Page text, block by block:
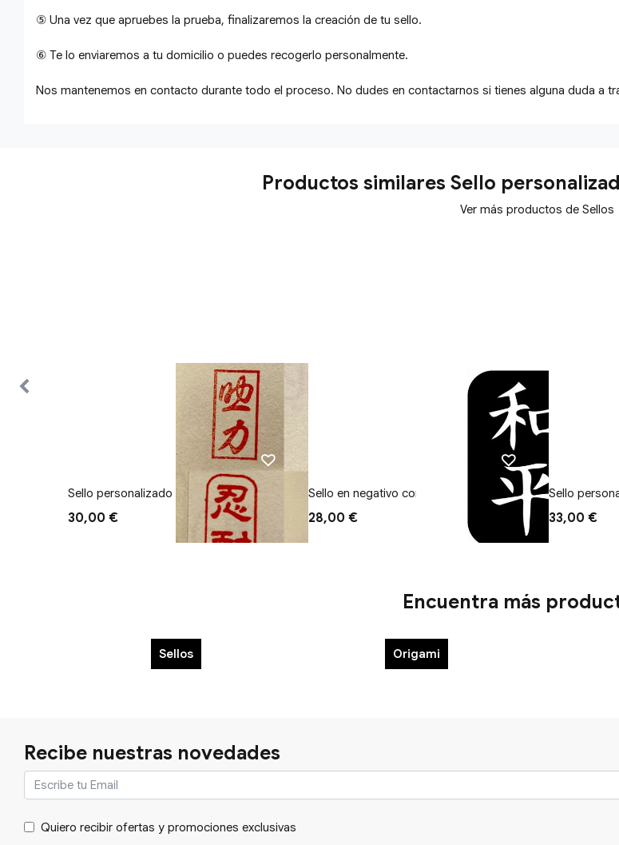
⑤ Una vez que apruebes la prueba, finalizaremos la creación de tu sello.
⑥ Te lo enviaremos a tu domicilio o puedes recogerlo personalmente.
Nos mantenemos en contacto durante todo el proceso. No dudes en contactarnos si tienes alguna duda a
Productos similares Sello
Ver más productos de Sellos
Sello personalizado Positivo 1 X 2cm
30,00 €
Sello en negativo con marco redondo
28,00 €
Sello
33,00 €
Encuentra más
Sellos Origami
Recibe nuestras novedades
Quiero recibir ofertas y promociones exclusivas